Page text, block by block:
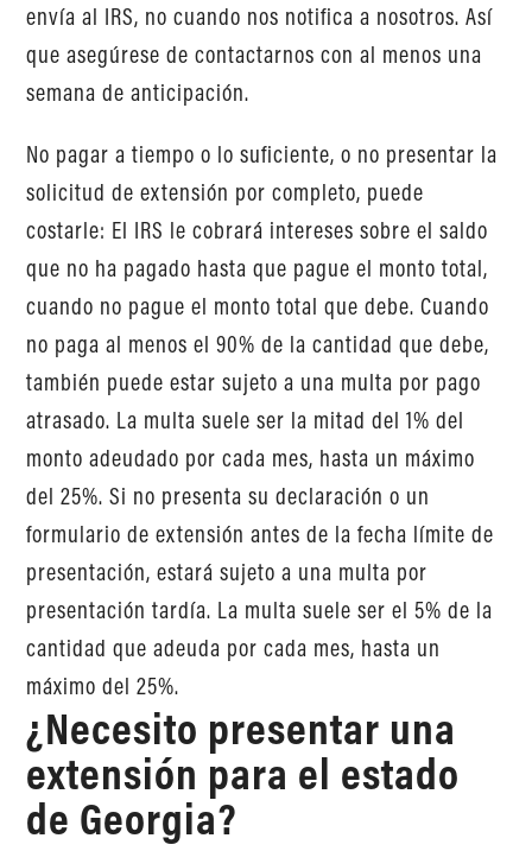
envía al IRS, no cuando nos notifica a nosotros. Así
que asegúrese de contactarnos con al menos una
semana de anticipación.
No pagar a tiempo o lo suficiente, o no presentar la
solicitud de extensión por completo, puede
costarle: El IRS le cobrará intereses sobre el saldo
que no ha pagado hasta que pague el monto total,
cuando no pague el monto total que debe. Cuando
no paga al menos el 90% de la cantidad que debe,
también puede estar sujeto a una multa por pago
atrasado. La multa suele ser la mitad del 1% del
monto adeudado por cada mes, hasta un máximo
del 25%. Si no presenta su declaración o un
formulario de extensión antes de la fecha límite de
presentación, estará sujeto a una multa por
presentación tardía. La multa suele ser el 5% de la
cantidad que adeuda por cada mes, hasta un
máximo del 25%.
¿Necesito presentar una
extensión para el estado
de Georgia?